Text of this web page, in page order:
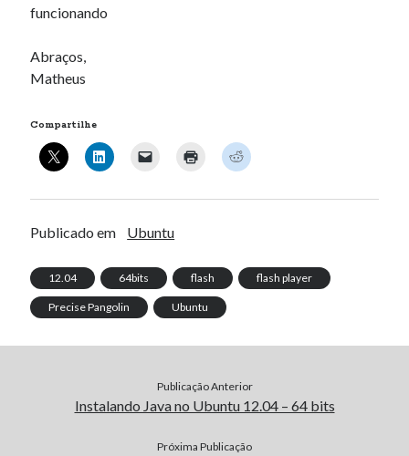
WilliamfepemComo fazer relatórios…
funcionando
Abraços,
Matheus
Compartilhe
Publicado em Ubuntu
12.04 64bits flash flash player
Precise Pangolin Ubuntu
Publicação Anterior
Instalando Java no Ubuntu 12.04 – 64 bits
Próxima Publicação